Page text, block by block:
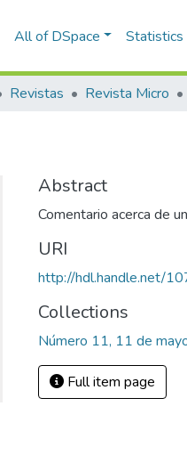
All of DSpace Statistics
Revistas Revista Micro
Abstract
Comentario acerca de
URI
http://hdl.handle.net/
Collections
Número 11, 11 de
Full item page